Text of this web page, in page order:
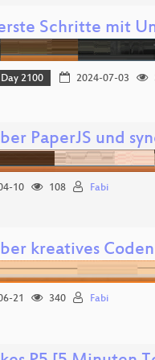
Schritte mit
Day 2100 2024-07-03
PaperJS und
10 108 Fabi
kreatives
21 340 Fabi